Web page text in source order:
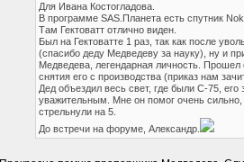
Для Ивана Костогладова.
В программе SAS.Планета есть спутник
Там Гектоватт отлично виден.
Был на Гектоватте 1 раз, так как после
(спасибо деду Медведеву за науку), ну и
Медведева, легендарная личность.
снятия его с производства (приказ нам
Дед объездил весь свет, где были С-75,
уважительным. Мне он помог очень
стрельнули на 5.
До встречи на форуме, Александр.